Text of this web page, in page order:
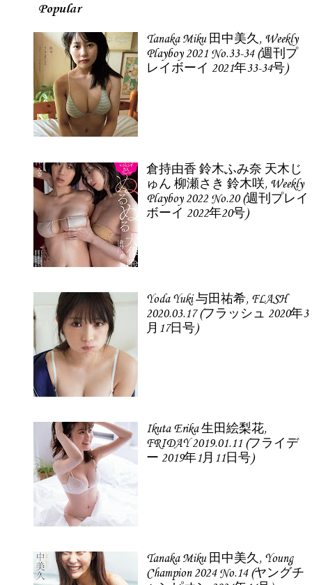
Popular
Tanaka Miku 田中美久, Weekly
Playboy 2021 No.33-34 (週刊プ
レイボーイ 2021年33-34号)
倉持由香 鈴木ふみ奈 天木じ
ゅん 柳瀬さき 鈴木咲, Weekly
Playboy 2022 No.20 (週刊プレイ
ボーイ 2022年20号)
Yoda Yuki 与田祐希, FLASH
2020.03.17 (フラッシュ 2020年3
月17日号)
Ikuta Erika 生田絵梨花,
FRIDAY 2019.01.11 (フライデ
ー 2019年1月11日号)
Tanaka Miku 田中美久, Young
Champion 2024 No.14 (ヤングチ